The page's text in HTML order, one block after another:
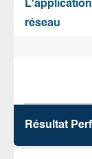
réseau
Résultat